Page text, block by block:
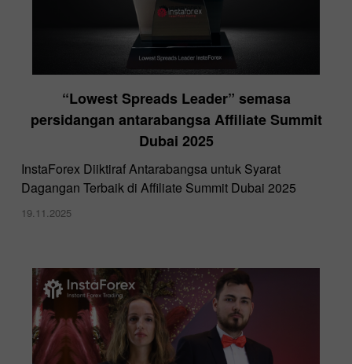
“Lowest Spreads Leader” semasa
persidangan antarabangsa Affiliate Summit
Dubai 2025
InstaForex Diiktiraf Antarabangsa untuk Syarat
Dagangan Terbaik di Affiliate Summit Dubai 2025
19.11.2025